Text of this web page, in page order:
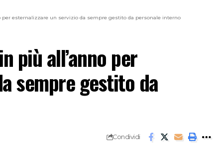
per esternalizzare un servizio da sempre gestito da personale interno
più all’anno per
sempre gestito da
Condividi